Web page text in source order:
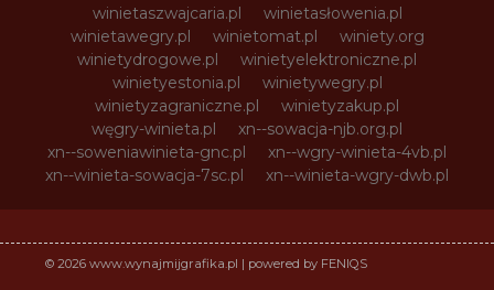
winietaszwajcaria.pl
winietasłowenia.pl
winietawegry.pl
winietomat.pl
winiety.org
winietydrogowe.pl
winietyelektroniczne.pl
winietyestonia.pl
winietywegry.pl
winietyzagraniczne.pl
winietyzakup.pl
węgry-winieta.pl
xn--sowacja-njb.org.pl
xn--soweniawinieta-gnc.pl
xn--wgry-winieta-4vb.pl
xn--winieta-sowacja-7sc.pl
xn--winieta-wgry-dwb.pl
© 2026 www.wynajmijgrafika.pl | powered by FENIQS